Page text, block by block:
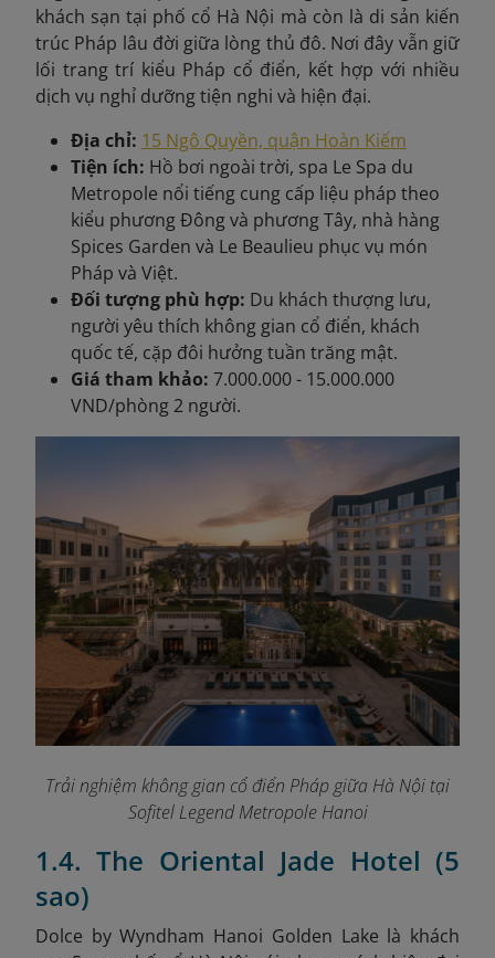
khách sạn tại phố cổ Hà Nội mà còn là di sản kiến
trúc Pháp lâu đời giữa lòng thủ đô. Nơi đây vẫn giữ
lối trang trí kiểu Pháp cổ điển, kết hợp với nhiều
dịch vụ nghỉ dưỡng tiện nghi và hiện đại.
Địa chỉ: 15 Ngô Quyền, quận Hoàn Kiếm
Tiện ích: Hồ bơi ngoài trời, spa Le Spa du
Metropole nổi tiếng cung cấp liệu pháp theo
kiểu phương Đông và phương Tây, nhà hàng
Spices Garden và Le Beaulieu phục vụ món
Pháp và Việt.
Đối tượng phù hợp: Du khách thượng lưu,
người yêu thích không gian cổ điển, khách
quốc tế, cặp đôi hưởng tuần trăng mật.
Giá tham khảo: 7.000.000 - 15.000.000
VND/phòng 2 người.
Trải nghiệm không gian cổ điển Pháp giữa Hà Nội tại
Sofitel Legend Metropole Hanoi
1.4. The Oriental Jade Hotel (5
sao)
Dolce by Wyndham Hanoi Golden Lake là khách